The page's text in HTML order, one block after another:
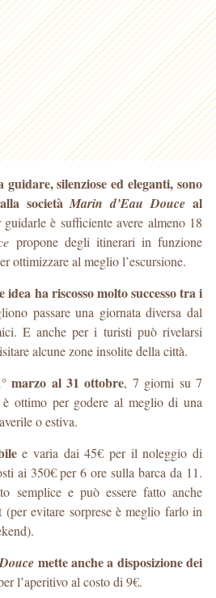
silenziose ed eleganti, sono
societàMarin d’Eau Douce al
guidarle è sufficiente avere almeno 18
propone degli itinerari in funzione
ottimizzare al meglio l’escursione.
idea ha riscosso molto successo tra i
passare una giornata diversa dal
E anche per i turisti può rivelarsi
alcune zone insolite della città.
marzo al 31 ottobre, 7 giorni su 7
ottimo per godere al meglio di una
o estiva.
e varia dai 45€ per il noleggio di
ai 350€ per 6 ore sulla barca da 11.
semplice e può essere fatto anche
evitare sorprese è meglio farlo in
mette anche a disposizione dei
l’aperitivo al costo di 9€.